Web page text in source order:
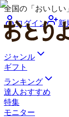
全国の「おいしい
ログイン
新
ジャンル
ギフト
ランキング
達人おすすめ
特集
モニター